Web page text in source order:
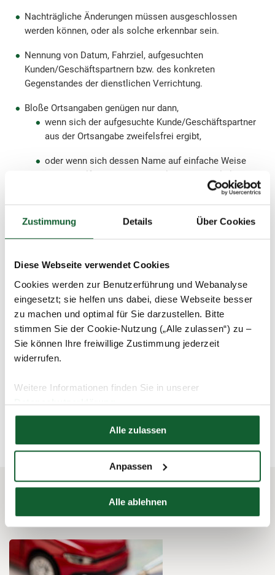
Zustimmung Details Über Cookies
Diese Webseite verwendet Cookies
Cookies werden zur Benutzerführung und Webanalyse
eingesetzt; sie helfen uns dabei, diese Webseite besser
zu machen und optimal für Sie darzustellen. Bitte
stimmen Sie der Cookie-Nutzung („Alle zulassen“) zu –
Sie können Ihre freiwillige Zustimmung jederzeit
widerrufen.
Weitere Informationen finden Sie in unserer
Datenschutzerklärung
Hier finden Sie unserImpressum
Alle zulassen
Anpassen
Alle ablehnen
Nachträgliche Änderungen müssen ausgeschlossen
werden können, oder als solche erkennbar sein.
Nennung von Datum, Fahrziel, aufgesuchten
Kunden/Geschäftspartnern bzw. des konkreten
Gegenstandes der dienstlichen Verrichtung.
Bloße Ortsangaben genügen nur dann,
wenn sich der aufgesuchte Kunde/Geschäftspartner
aus der Ortsangabe zweifelsfrei ergibt,
oder wenn sich dessen Name auf einfache Weise
unter Zuhilfenahme von Unterlagen ermitteln lässt,
die ihrerseits nicht mehr ergänzungsbedürftig sind.
Die einzelnen Fahrten sind mit dem Anfangs- und
Endkilometerstand vollständig und fortlaufend zu
vermerken.
Private Unterbrechungen einer Reise müssen
dokumentiert werden. Die vorherige Geschäftsreise ist
abzuschließen. Nach der Privatfahrt erfolgt ein neuer
Eintrag.
Achten Sie darauf, alle Informationen sofort und vollständig
in Ihr Fahrtenbuch einzutragen – denn so fahren Sie sich
Vorteile ein.
Das könnte Sie auch interessieren